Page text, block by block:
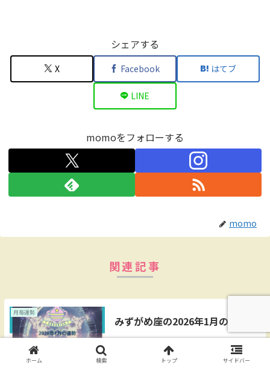
シェアする
X Facebook はてブ
LINE
momoをフォローする
momo
関連記事
月毎運勢
みずがめ座の2026年1月の運勢
仕事に困ることがなく、その忙しさを心地
よく感じるでしょう。職場の仲間、お客
様、目に見えないユーザーなど、「誰かの
ホーム 検索 トップ サイドバー